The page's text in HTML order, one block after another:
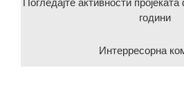
години
Интерресорна